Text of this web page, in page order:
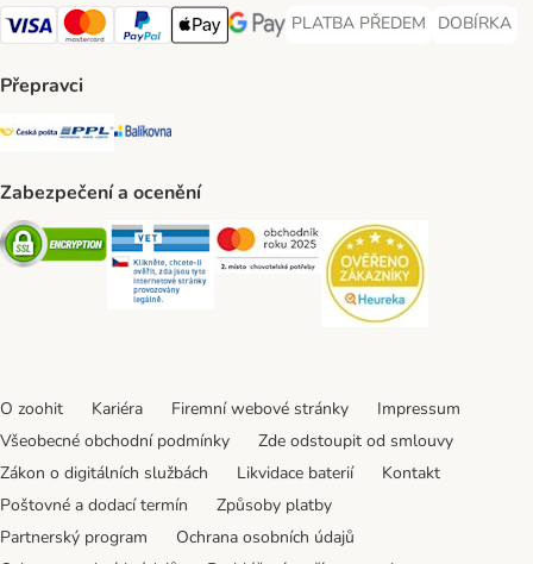
Visa Payment Method
Mastercard Payment Method
PayPal Payment Method
Apple pay Payment Method
GooglePay Payment Method
PLATBA PŘEDEM
PLATBA PŘEDEM Payment
DOBÍRKA
DOBÍRKA
Přepravci
Česká pošta Shipping Method
PPL Shipping Method
Balíkovna Shipping Method
Zabezpečení a ocenění
Security Security Security
O zoohit Kariéra Firemní webové stránky
Impressum
Všeobecné obchodní podmínky
Zde odstoupit od smlouvy
Zákon o digitálních službách
Likvidace baterií
Kontakt
Poštovné a dodací termín
Způsoby platby
Partnerský program
Ochrana osobních údajů